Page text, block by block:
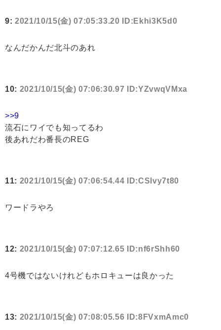
9: 2021/10/15(金) 07:05:33.20 ID:Ekhi3K5d0
なんだかんだ北斗のあれ
10: 2021/10/15(金) 07:06:30.97 ID:YZvwqVMxa
>>9
流石にワイでも知ってるわ
後あれだわ番長のREG
11: 2021/10/15(金) 07:06:54.44 ID:CSIvy7t80
ワードラやろ
12: 2021/10/15(金) 07:07:12.65 ID:nf6rShh60
4号機ではないけれどもホロキューは良かった
13: 2021/10/15(金) 07:08:05.56 ID:8FVxmAmc0